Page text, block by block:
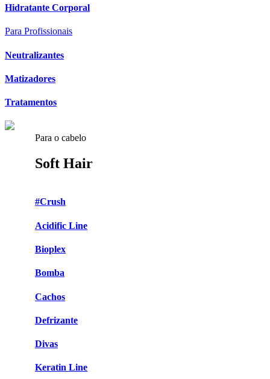
Hidratante Corporal
Para Profissionais
Neutralizantes
Matizadores
Tratamentos
Para o cabelo
Soft Hair
#Crush
Acidific Line
Bioplex
Bomba
Cachos
Defrizante
Divas
Keratin Line